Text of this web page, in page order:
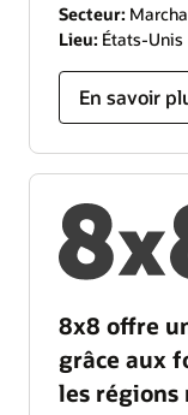
Secteur:
Lieu: États-Unis
En savoir
8x8 offre
grâce aux
les régions